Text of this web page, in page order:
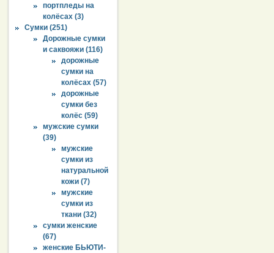
портпледы на
колёсах (3)
Сумки (251)
Дорожные сумки
и саквояжи (116)
дорожные
сумки на
колёсах (57)
дорожные
сумки без
колёс (59)
мужские сумки
(39)
мужские
сумки из
натуральной
кожи (7)
мужские
сумки из
ткани (32)
сумки женские
(67)
женские БЬЮТИ-